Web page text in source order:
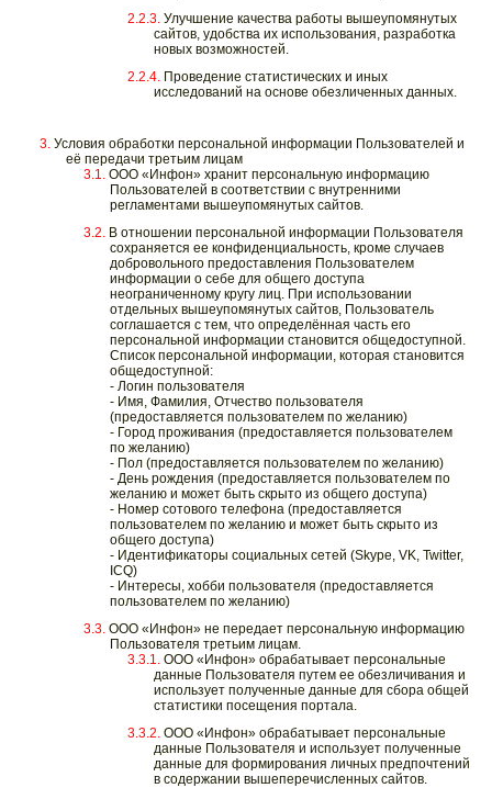
Улучшение качества работы вышеупомянутых
сайтов, удобства их использования, разработка
новых возможностей.
Проведение статистических и иных
исследований на основе обезличенных данных.
Условия обработки персональной информации Пользователей и
её передачи третьим лицам
ООО «Инфон» хранит персональную информацию
Пользователей в соответствии с внутренними
регламентами вышеупомянутых сайтов.
В отношении персональной информации Пользователя
сохраняется ее конфиденциальность, кроме случаев
добровольного предоставления Пользователем
информации о себе для общего доступа
неограниченному кругу лиц. При использовании
отдельных вышеупомянутых сайтов, Пользователь
соглашается с тем, что определённая часть его
персональной информации становится общедоступной.
Список персональной информации, которая становится
общедоступной:
- Логин пользователя
- Имя, Фамилия, Отчество пользователя
(предоставляется пользователем по желанию)
- Город проживания (предоставляется пользователем
по желанию)
- Пол (предоставляется пользователем по желанию)
- День рождения (предоставляется пользователем по
желанию и может быть скрыто из общего доступа)
- Номер сотового телефона (предоставляется
пользователем по желанию и может быть скрыто из
общего доступа)
- Идентификаторы социальных сетей (Skype, VK, Twitter,
ICQ)
- Интересы, хобби пользователя (предоставляется
пользователем по желанию)
ООО «Инфон» не передает персональную информацию
Пользователя третьим лицам.
ООО «Инфон» обрабатывает персональные
данные Пользователя путем ее обезличивания и
использует полученные данные для сбора общей
статистики посещения портала.
ООО «Инфон» обрабатывает персональные
данные Пользователя и использует полученные
данные для формирования личных предпочтений
в содержании вышеперечисленных сайтов.